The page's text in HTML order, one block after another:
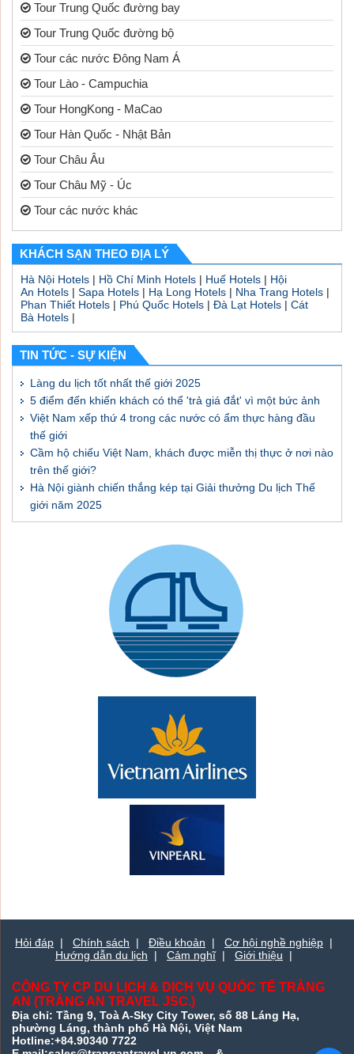
Tour Trung Quốc đường bay
Tour Trung Quốc đường bộ
Tour các nước Đông Nam Á
Tour Lào - Campuchia
Tour HongKong - MaCao
Tour Hàn Quốc - Nhật Bản
Tour Châu Âu
Tour Châu Mỹ - Úc
Tour các nước khác
KHÁCH SẠN THEO ĐỊA LÝ
Hà Nội Hotels | Hồ Chí Minh Hotels | Huế Hotels | Hội
An Hotels | Sapa Hotels | Hạ Long Hotels | Nha Trang Hotels |
Phan Thiết Hotels | Phú Quốc Hotels | Đà Lạt Hotels | Cát
Bà Hotels |
TIN TỨC - SỰ KIỆN
Làng du lịch tốt nhất thế giới 2025
5 điểm đến khiến khách có thể 'trả giá đắt' vì một bức ảnh
Việt Nam xếp thứ 4 trong các nước có ẩm thực hàng đầu
thế giới
Cầm hộ chiếu Việt Nam, khách được miễn thị thực ở nơi nào
trên thế giới?
Hà Nội giành chiến thắng kép tại Giải thưởng Du lịch Thế
giới năm 2025
Hỏi đáp | Chính sách | Điều khoản | Cơ hội nghề nghiệp |
Hướng dẫn du lịch | Cảm nghĩ| Giới thiệu |
CÔNG TY CP DU LỊCH & DỊCH VỤ QUỐC TẾ TRÀNG
AN (TRÀNG AN TRAVEL JSC.)
Địa chỉ: Tầng 9, Toà A-Sky City Tower, số 88 Láng Hạ,
phường Láng, thành phố Hà Nội, Việt Nam
Hotline:+84.90340 7722